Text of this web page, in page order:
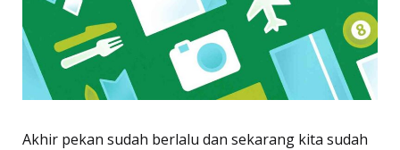
Akhir pekan sudah berlalu dan sekarang kita sudah